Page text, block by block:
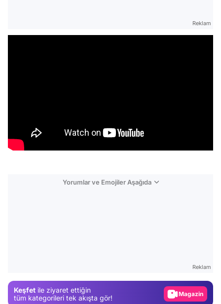
Reklam
Yorumlar ve Emojiler Aşağıda
Reklam
Keşfet ile ziyaret ettiğin
tüm kategorileri tek akışta gör!
Magazin